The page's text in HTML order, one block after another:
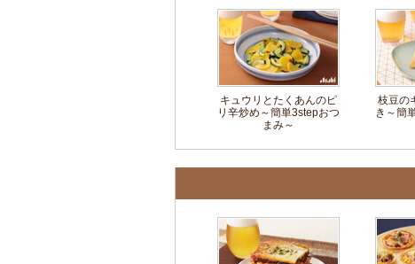
キュウリとたくあんのピ
リ辛炒め～簡単3stepおつ
まみ～
枝豆の
き～簡